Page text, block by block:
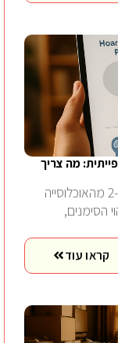
מה צריך
לפי נתוני המכון הלאומי לבריאות הנפש, 2-5% מהאוכלוסייה
הסימנים,
קראו עוד